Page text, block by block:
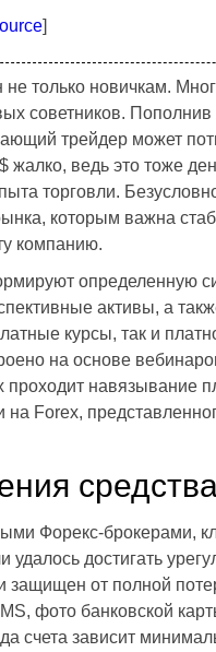
]
только новичкам.
советников.
трейдер может
ведь это тоже
торговли.
которым важна
компанию.
определенную
активы, а
курсы, так и
на основе
навязывание
на Forex,
Форекс-брокерами,
удалось достигать
защищен от полной
фото банковской
счета зависит